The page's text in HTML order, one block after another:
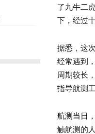
了九牛二
下，经过
据悉，这
经常遇到
周期较长
指导航测
航测当日
触航测的